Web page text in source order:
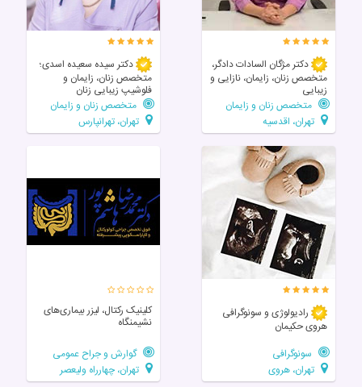
دکتر مژگان السادات دادگر،
متخصص زنان، زایمان، نازایی و
زیبایی
متخصص زنان و زایمان
تهران، اقدسیه
دکتر سیده سعیده اسدی؛
متخصص زنان، زایمان و
فلوشیپ زیبایی زنان
متخصص زنان و زایمان
تهران، تهرانپارس
رادیولوژی و سونوگرافی
هروی حکیمان
سونوگرافی
تهران، هروی
کلینیک رکتال، لیزر بیماری‌های
نشیمنگاه
گوارش و جراح عمومی
تهران، چهارراه ولیعصر